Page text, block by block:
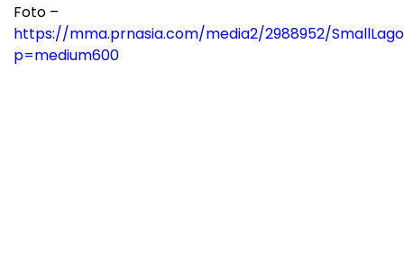
Foto –
https://mma.prnasia.com/media2/2988952/
p=medium600